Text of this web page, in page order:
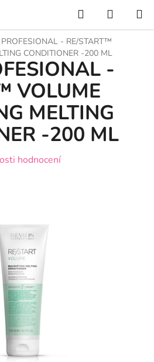
Hledat
KOŠÍK
- RE/START™
CONDITIONER -200 ML
-
VOLUME
MELTING
-200 ML
hodnocení